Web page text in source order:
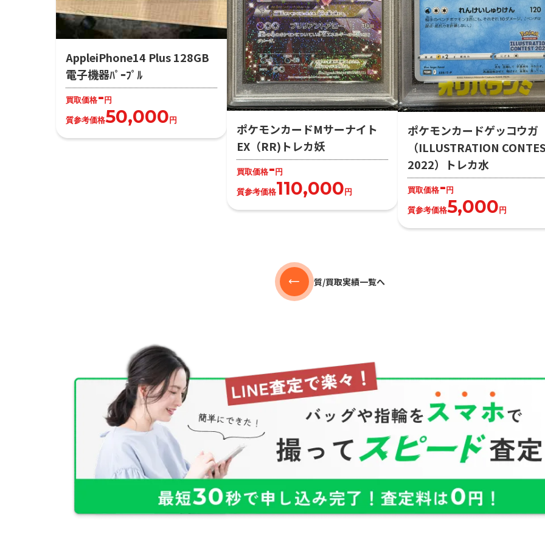
AppleiPhone14 Plus 128GB
電子機器ﾊﾟｰﾌﾟﾙ
買取価格-円
質参考価格50,000円
ポケモンカードMサーナイト
EX（RR)トレカ妖
買取価格-円
質参考価格110,000円
ポケモンカードゲッコウガ
（ILLUSTRATION
2022）トレカ水
買取価格-円
質参考価格5,000円
質/買取実績一覧へ